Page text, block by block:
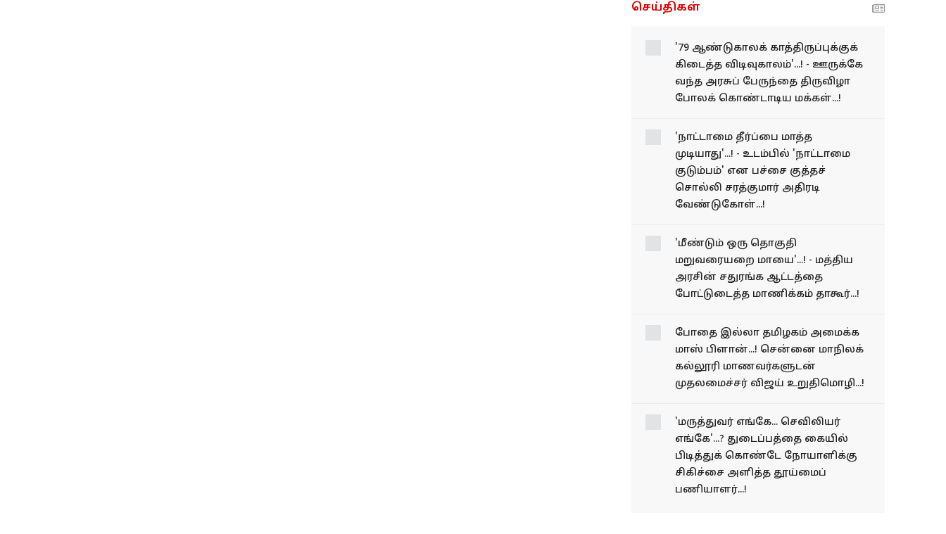
செய்திகள்
'79 ஆண்டுகாலக்
காத்திருப்புக்குக் கிடைத்த
விடிவுகாலம்'...! - ஊருக்கே
வந்த அரசுப் பேருந்தை
கொண்டாடிய மக்கள்...!
'நாட்டாமை தீர்ப்பை மாத்த
முடியாது'...! - உடம்பில் 'நாட்டாமை
குடும்பம்' என பச்சை குத்தச்
வேண்டுகோள்...!
'மீண்டும் ஒரு தொகுதி
மறுவரையறை மாயை'...! -
ஆட்டத்தை போட்டுடைத்த
மாணிக்கம் தாகூர்...!
போதை இல்லா தமிழகம்
சென்னை மாநிலக்
கல்லூரி மாணவர்களுடன்
முதலமைச்சர் விஜய்
உறுதிமொழி...!